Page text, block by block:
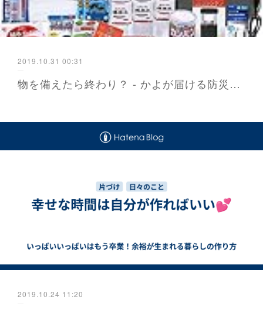
2019.10.31 00:31
物を備えたら終わり？ - かよが届ける防災と暮らし 福岡から
2019.10.24 11:20